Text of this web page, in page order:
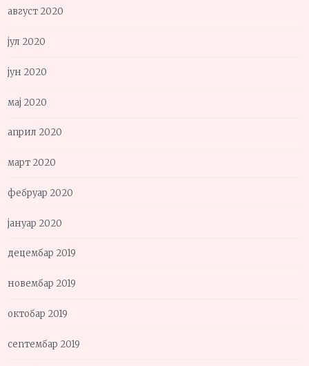
август 2020
јул 2020
јун 2020
мај 2020
април 2020
март 2020
фебруар 2020
јануар 2020
децембар 2019
новембар 2019
октобар 2019
септембар 2019